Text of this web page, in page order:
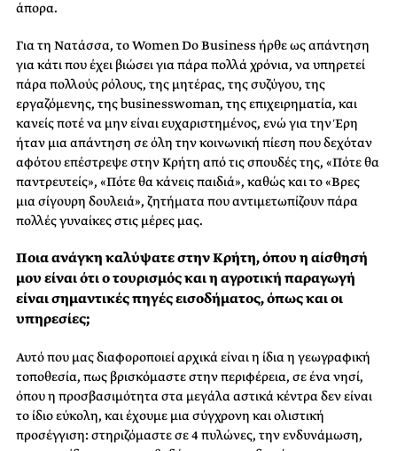
άπορα.
Για τη Νατάσσα, το Women Do Business ήρθε ως απάντηση
για κάτι που έχει βιώσει για πάρα πολλά χρόνια, να υπηρετεί
πάρα πολλούς ρόλους, της μητέρας, της συζύγου, της
εργαζόμενης, της businesswoman, της επιχειρηματία, και
κανείς ποτέ να μην είναι ευχαριστημένος, ενώ για την Έρη
ήταν μια απάντηση σε όλη την κοινωνική πίεση που δεχόταν
αφότου επέστρεψε στην Κρήτη από τις σπουδές της, «Πότε θα
παντρευτείς», «Πότε θα κάνεις παιδιά», καθώς και το «Βρες
μια σίγουρη δουλειά», ζητήματα που αντιμετωπίζουν πάρα
πολλές γυναίκες στις μέρες μας.
Ποια ανάγκη καλύψατε στην Κρήτη, όπου η αίσθησή
μου είναι ότι ο τουρισμός και η αγροτική παραγωγή
είναι σημαντικές πηγές εισοδήματος, όπως και οι
υπηρεσίες;
Αυτό που μας διαφοροποιεί αρχικά είναι η ίδια η γεωγραφική
τοποθεσία, πως βρισκόμαστε στην περιφέρεια, σε ένα νησί,
όπου η προσβασιμότητα στα μεγάλα αστικά κέντρα δεν είναι
το ίδιο εύκολη, και έχουμε μια σύγχρονη και ολιστική
προσέγγιση: στηριζόμαστε σε 4 πυλώνες, την ενδυνάμωση,